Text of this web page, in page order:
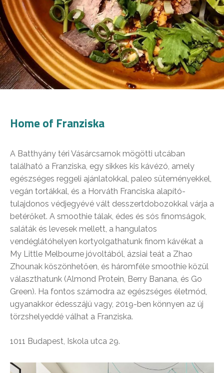
Home of Franziska
A Batthyány téri Vásárcsarnok mögötti utcában
található a Franziska, egy sikkes kis kávézó, amely
egészséges reggeli ajánlatokkal, paleo süteményekkel,
vegán tortákkal, és a Horváth Franciska alapító-
tulajdonos védjegyévé vált desszertdobozokkal várja a
betérőket. A smoothie tálak, édes és sós finomságok,
saláták és levesek mellett, a hangulatos
vendéglátóhelyen kortyolgathatunk finom kávékat a
My Little Melbourne jóvoltából, ázsiai teát a Zhao
Zhounak köszönhetően, és háromféle smoothie közül
választhatunk (Almond Protein, Berry Banana, és Go
Green). Ha fontos számodra az egészséges életmód,
ugyanakkor édesszájú vagy, 2019-ben könnyen az új
törzshelyeddé válhat a Franziska.
1011 Budapest, Iskola utca 29.